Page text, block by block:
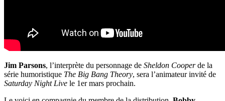
Jim Parsons, l’interprète du personnage de Sheldon Cooperde la
série humoristique The Big Bang Theory, sera l’animateur invité de
Saturday Night Live le 1er mars prochain.